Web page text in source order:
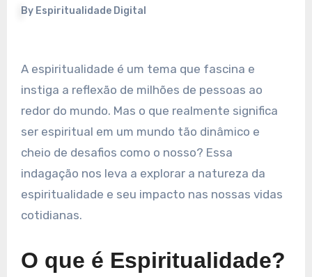
By Espiritualidade Digital
A espiritualidade é um tema que fascina e
instiga a reflexão de milhões de pessoas ao
redor do mundo. Mas o que realmente significa
ser espiritual em um mundo tão dinâmico e
cheio de desafios como o nosso? Essa
indagação nos leva a explorar a natureza da
espiritualidade e seu impacto nas nossas vidas
cotidianas.
O que é Espiritualidade?